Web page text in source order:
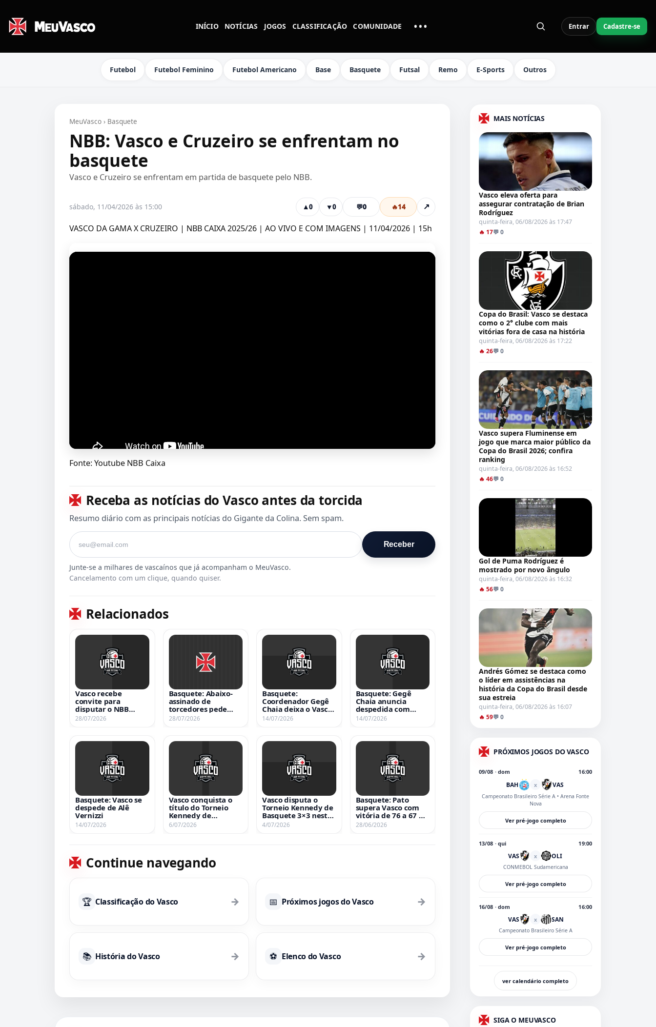
INÍCIO NOTÍCIAS JOGOS CLASSIFICAÇÃO COMUNIDADE •••MAIS LINKS DO MENU Entrar Cadastre-se
Futebol Futebol Feminino Futebol Americano Base Basquete Futsal Remo E-Sports Outros
MeuVasco › Basquete
NBB: Vasco e Cruzeiro se enfrentam no
basquete
Vasco e Cruzeiro se enfrentam em partida de basquete pelo NBB.
sábado, 11/04/2026 às 15:00 ▲0 ▼0 💬0 🔥14 ↗
VASCO DA GAMA X CRUZEIRO | NBB CAIXA 2025/26 | AO VIVO E COM IMAGENS | 11/04/2026 | 15h
Fonte: Youtube NBB Caixa
Receba as notícias do Vasco antes da torcida
Resumo diário com as principais notícias do Gigante da Colina. Sem spam.
Seu e-mail
Receber
Cancelamento com um clique, quando quiser.
Relacionados
Vasco recebe
convite para
disputar o NBB
nesta temporada
28/07/2026
Basquete: Abaixo-
assinado de
torcedores pede
permanência da
28/07/2026
Basquete:
Coordenador Gegê
Chaia deixa o Vasco
e se junta ao
14/07/2026
Basquete: Gegê
Chaia anuncia
despedida com
mensagem
14/07/2026
Basquete: Vasco se
despede de Alê
Vernizzi
14/07/2026
Vasco conquista o
título do Torneio
Kennedy de
Basquete 3×3 em
6/07/2026
Vasco disputa o
Torneio Kennedy de
Basquete 3×3 neste
domingo às 9h30
4/07/2026
Basquete: Pato
supera Vasco com
vitória de 76 a 67 na
LDB Sub-22
28/06/2026
Continue navegando
🏆 Classificação do Vasco → 📅 Próximos jogos do Vasco →
📚 História do Vasco → ⚽ Elenco do Vasco →
MAIS NOTÍCIAS
Vasco eleva oferta para
assegurar contratação de Brian
Rodríguez
quinta-feira, 06/08/2026 às 17:47
🔥 17💬 0
Copa do Brasil: Vasco se destaca
como o 2° clube com mais
vitórias fora de casa na história
quinta-feira, 06/08/2026 às 17:22
🔥 26💬 0
Vasco supera Fluminense em
jogo que marca maior público da
Copa do Brasil 2026; confira
ranking
quinta-feira, 06/08/2026 às 16:52
🔥 46💬 0
Gol de Puma Rodríguez é
mostrado por novo ângulo
quinta-feira, 06/08/2026 às 16:32
🔥 56💬 0
Andrés Gómez se destaca como
o líder em assistências na
história da Copa do Brasil desde
sua estreia
quinta-feira, 06/08/2026 às 16:07
🔥 59💬 0
PRÓXIMOS JOGOS DO VASCO
09/08 · dom 16:00
BAH x VAS
Campeonato Brasileiro Série A • Arena Fonte
Nova
Ver pré-jogo completo
13/08 · qui 19:00
VAS x OLI
CONMEBOL Sudamericana
Ver pré-jogo completo
16/08 · dom 16:00
VAS x SAN
Campeonato Brasileiro Série A
Ver pré-jogo completo
ver calendário completo
SIGA O MEUVASCO